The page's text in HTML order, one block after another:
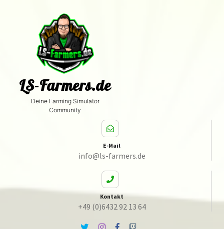
LS-Farmers.de
Deine Farming Simulator
Community
E-Mail
info@ls-farmers.de
Kontakt
+49 (0)6432 92 13 64